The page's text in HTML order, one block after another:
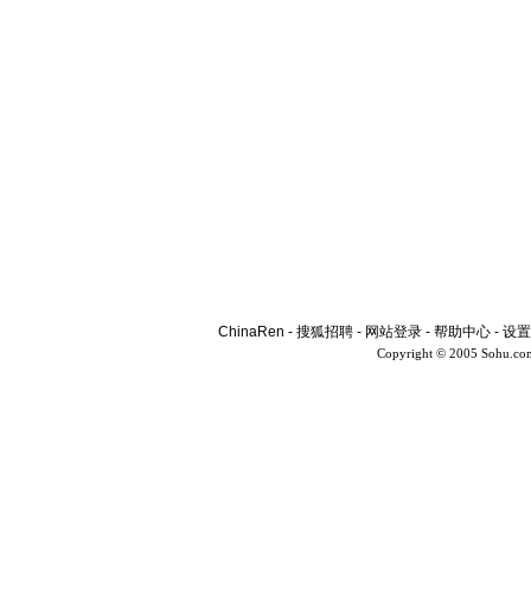
ChinaRen - 搜狐招聘 - 网站登录 - 帮助中心 - 设
Copyright © 2005